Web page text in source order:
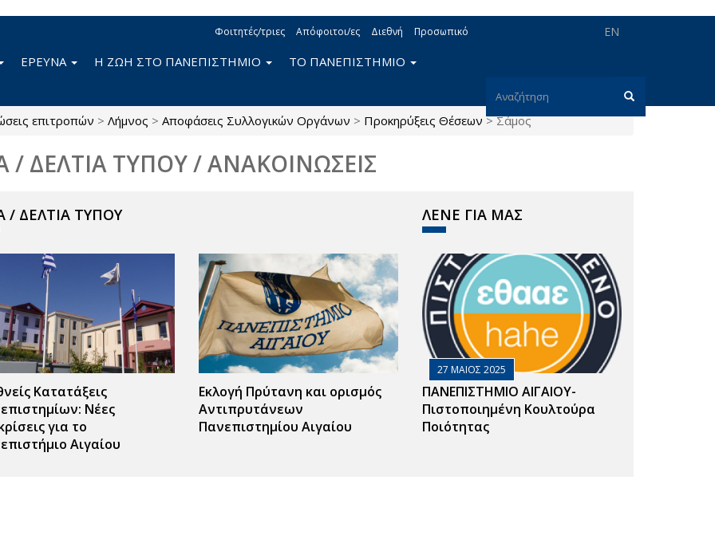
EN
Φοιτητές/τριες Απόφοιτοι/ες Διεθνή Προσωπικό
Φόρμα
αναζήτησης
Αναζήτηση
ΕΡΕΥΝΑ Η ΖΩΗ ΣΤΟ ΠΑΝΕΠΙΣΤΗΜΙΟ ΤΟ ΠΑΝΕΠΙΣΤΗΜΙΟ
επιτροπών > Λήμνος > Αποφάσεις Συλλογικών Οργάνων > Προκηρύξεις Θέσεων > Σάμος
/ ΔΕΛΤΙΑ ΤΥΠΟΥ / ΑΝΑΚΟΙΝΩΣΕΙΣ
/ ΔΕΛΤΙΑ ΤΥΠΟΥ
Κατατάξεις
Νέες
για το
Αιγαίου
Εκλογή Πρύτανη και ορισμός
Αντιπρυτάνεων
Πανεπιστημίου Αιγαίου
ΛΕΝΕ ΓΙΑ ΜΑΣ
27 ΜΑΙΟΣ 2025
ΠΑΝΕΠΙΣΤΗΜΙΟ ΑΙΓΑΙΟΥ-
Πιστοποιημένη Κουλτούρα
Ποιότητας